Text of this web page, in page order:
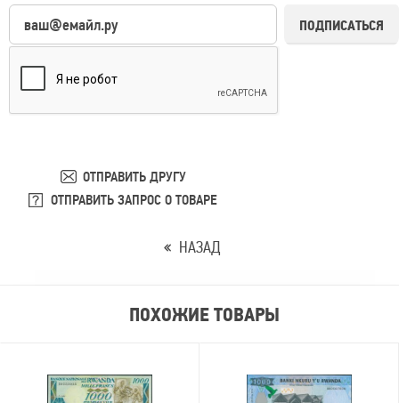
ПОДПИСАТЬСЯ
ОТПРАВИТЬ ДРУГУ
ОТПРАВИТЬ ЗАПРОС О ТОВАРЕ
НАЗАД
ПОХОЖИЕ ТОВАРЫ